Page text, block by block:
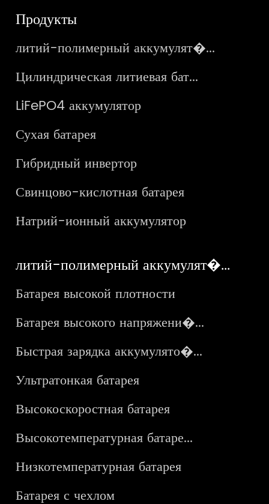
Продукты
литий-полимерный аккумулят�...
Цилиндрическая литиевая бат...
LiFePO4 аккумулятор
Сухая батарея
Гибридный инвертор
Свинцово-кислотная батарея
Натрий-ионный аккумулятор
литий-полимерный аккумулят�...
Батарея высокой плотности
Батарея высокого напряжени�...
Быстрая зарядка аккумулято�...
Ультратонкая батарея
Высокоскоростная батарея
Высокотемпературная батаре...
Низкотемпературная батарея
Батарея с чехлом